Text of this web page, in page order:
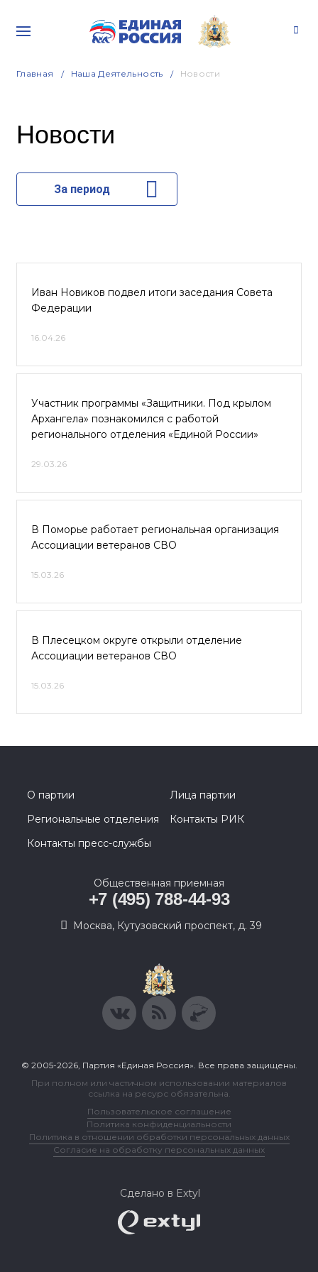
Главная Наша Деятельность Новости
Новости
За период
Иван Новиков подвел итоги заседания Совета
Федерации
16.04.26
Участник программы «Защитники. Под крылом
Архангела» познакомился с работой
регионального отделения «Единой России»
29.03.26
В Поморье работает региональная организация
Ассоциации ветеранов СВО
15.03.26
В Плесецком округе открыли отделение
Ассоциации ветеранов СВО
15.03.26
О партии
Лица партии
Региональные отделения
Контакты РИК
Контакты пресс-службы
Общественная приемная
+7 (495) 788-44-93
Москва, Кутузовский проспект, д. 39
© 2005-2026, Партия «Единая Россия». Все права защищены.
При полном или частичном использовании материалов
ссылка на ресурс обязательна.
Пользовательское соглашение
Политика конфиденциальности
Политика в отношении обработки персональных данных
Согласие на обработку персональных данных
Сделано в Extyl